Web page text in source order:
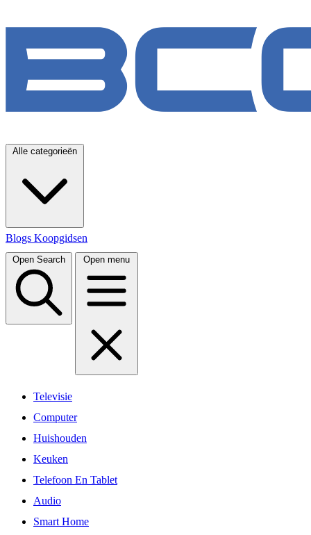
Alle categorieën
Blogs Koopgidsen
Open Search Open menu
Televisie
Computer
Huishouden
Keuken
Telefoon En Tablet
Audio
Smart Home